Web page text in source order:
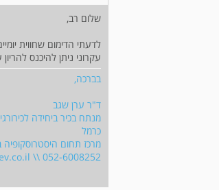
שלום רב,
לדעתי הדימום שחווית
עקרוני ניתן להיכנס
בברכה,
ד"ר ערן שגב
מנתח בכיר ביחידה
כרמל
מרכז תחום
052-6008252 \\ DoctorSegev.co.il